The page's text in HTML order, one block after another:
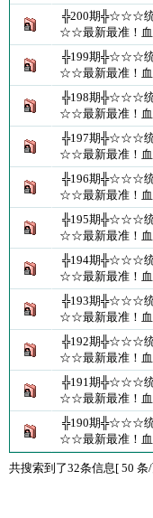
╬200期╬☆☆☆统
☆☆最新最准！血
╬199期╬☆☆☆统
☆☆最新最准！血
╬198期╬☆☆☆统
☆☆最新最准！血
╬197期╬☆☆☆统
☆☆最新最准！血
╬196期╬☆☆☆统
☆☆最新最准！血
╬195期╬☆☆☆统
☆☆最新最准！血
╬194期╬☆☆☆统
☆☆最新最准！血
╬193期╬☆☆☆统
☆☆最新最准！血
╬192期╬☆☆☆统
☆☆最新最准！血
╬191期╬☆☆☆统
☆☆最新最准！血
╬190期╬☆☆☆统
☆☆最新最准！血
共搜索到了32条信息[ 50 条